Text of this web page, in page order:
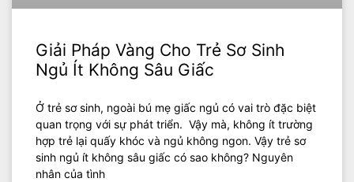
Giải Pháp Vàng Cho Trẻ Sơ Sinh
Ngủ Ít Không Sâu Giấc
Ở trẻ sơ sinh, ngoài bú mẹ giấc ngủ có vai trò đặc biệt
quan trọng với sự phát triển. Vậy mà, không ít trường
hợp trẻ lại quấy khóc và ngủ không ngon. Vậy trẻ sơ
sinh ngủ ít không sâu giấc có sao không? Nguyên
nhân của tình